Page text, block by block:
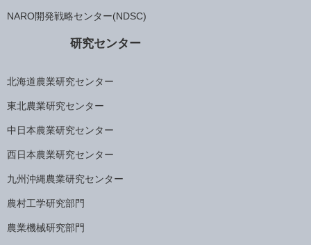
NARO開発戦略センター(NDSC)
研究センター
北海道農業研究センター
東北農業研究センター
中日本農業研究センター
西日本農業研究センター
九州沖縄農業研究センター
農村工学研究部門
農業機械研究部門